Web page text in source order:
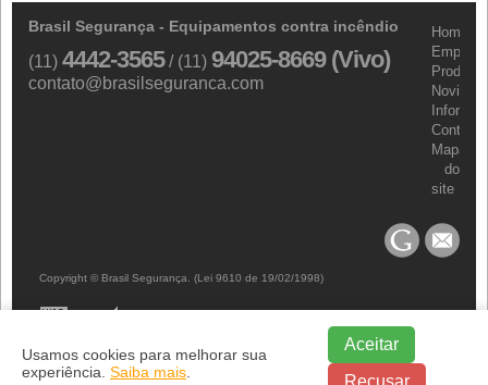
Brasil Segurança - Equipamentos contra incêndio
(11) 4442-3565/ (11) 94025-8669 (Vivo)
contato@brasilseguranca.com
Home
Empresa
Produtos
Contato
Mapa
do
site
Copyright © Brasil Segurança. (Lei 9610 de 19/02/1998)
Usamos cookies para melhorar sua
experiência. Saiba mais
Aceitar
Recusar